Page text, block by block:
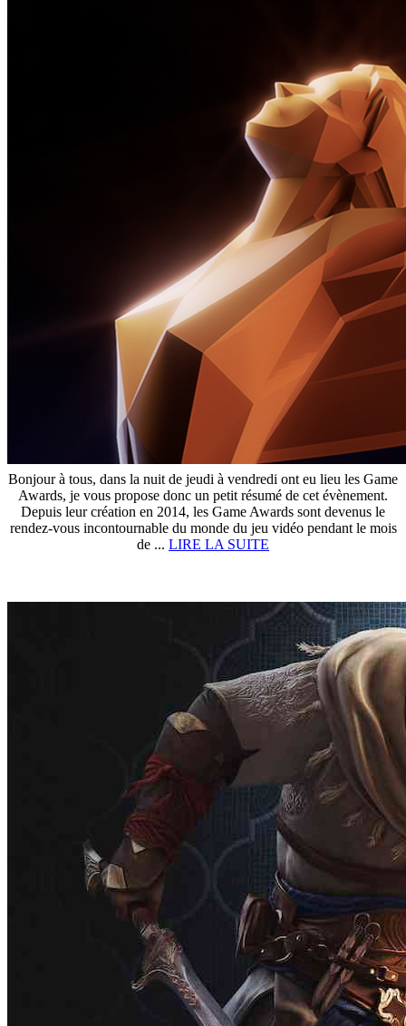
Bonjour à tous, dans la nuit de jeudi à vendredi ont eu lieu les Game
Awards, je vous propose donc un petit résumé de cet évènement.
Depuis leur création en 2014, les Game Awards sont devenus le
rendez-vous incontournable du monde du jeu vidéo pendant le mois
de ... LIRE LA SUITE